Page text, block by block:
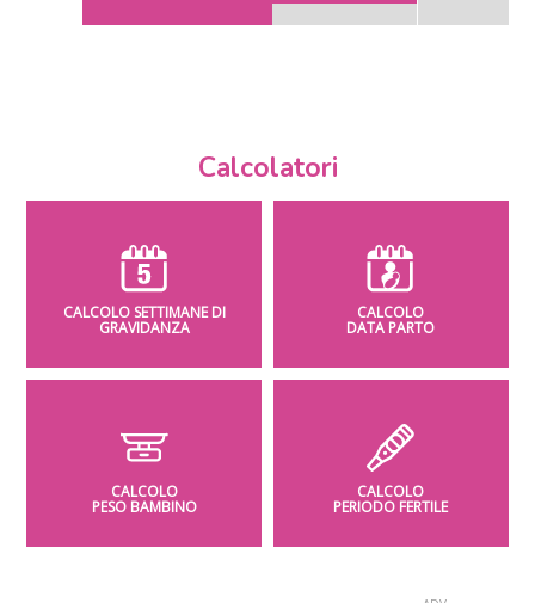
Calcolatori
CALCOLO SETTIMANE DI
GRAVIDANZA
CALCOLO
DATA PARTO
CALCOLO
PESO BAMBINO
CALCOLO
PERIODO FERTILE